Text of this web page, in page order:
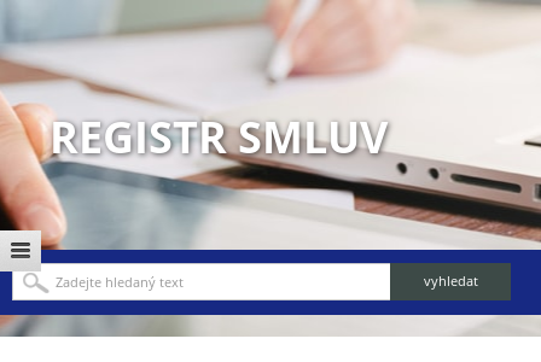
REGISTR SMLUV